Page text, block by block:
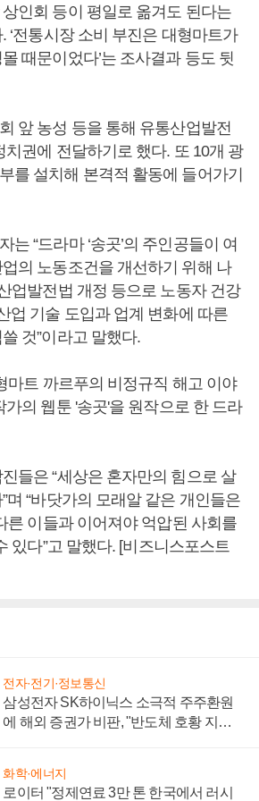
인회 등이 평일로 옮겨도 된다는
‘전통시장 소비 부진은 대형마트가
때문이었다’는 조사결과 등도 뒷
앞 농성 등을 통해 유통산업발전
치권에 전달하기로 했다. 또 10개 광
를 설치해 본격적 활동에 들어가기
는 “드라마 ‘송곳’의 주인공들이 여
의 노동조건을 개선하기 위해 나
업발전법 개정 등으로 노동자 건강
업 기술 도입과 업계 변화에 따른
것”이라고 말했다.
마트 까르푸의 비정규직 해고 이야
가의 웹툰 '송곳'을 원작으로 한 드라
들은 “세상은 혼자만의 힘으로 살
며 “바닷가의 모래알 같은 개인들은
른 이들과 이어져야 억압된 사회를
있다”고 말했다. [비즈니스포스트
전자·전기·정보통신
삼성전자 SK하이닉스 소극적 주주환원
에 해외 증권가 비판, "반도체 호황 지속
화학·에너지
로이터 "정제연료 3만 톤 한국에서 러시